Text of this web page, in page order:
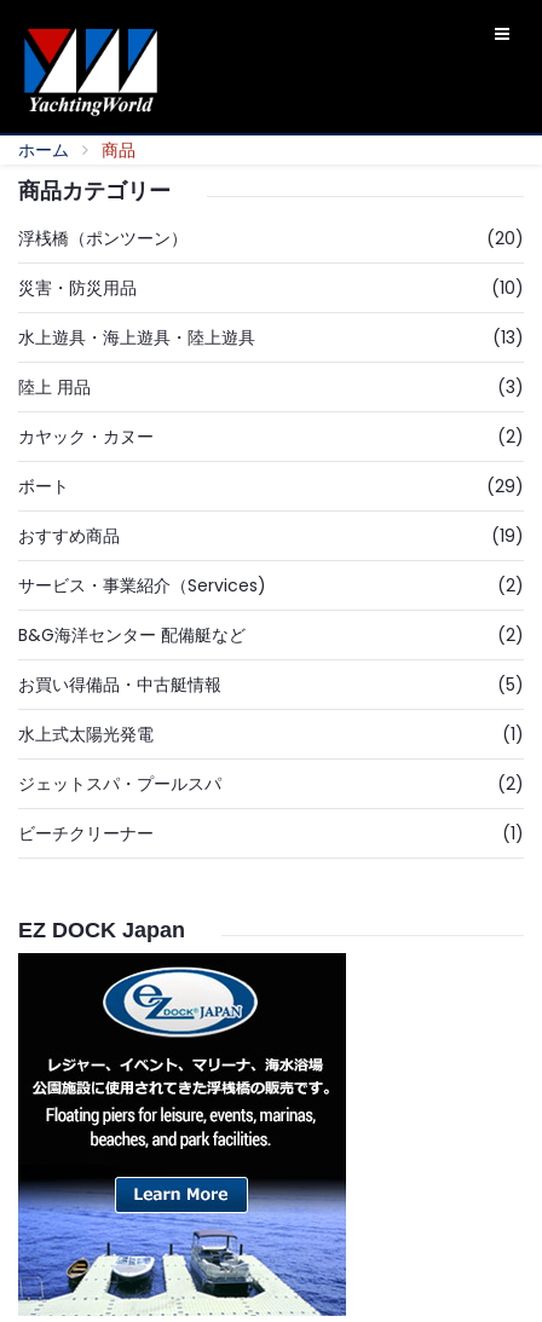
ホーム
商品
商品カテゴリー
浮桟橋（ポンツーン）
(20)
災害・防災用品 (10)
水上遊具・海上遊具・陸上遊具 (13)
陸上 用品 (3)
カヤック・カヌー (2)
ボート (29)
おすすめ商品 (19)
サービス・事業紹介（Services) (2)
B&G海洋センター 配備艇など (2)
お買い得備品・中古艇情報 (5)
水上式太陽光発電 (1)
ジェットスパ・プールスパ (2)
ビーチクリーナー (1)
EZ DOCK Japan